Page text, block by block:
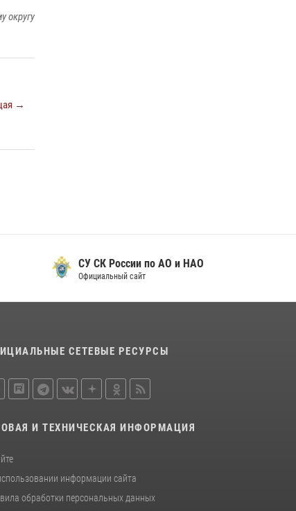
округу
→
СУ СК России по АО и НАО
Официальный сайт
СЕТЕВЫЕ РЕСУРСЫ
И ТЕХНИЧЕСКАЯ ИНФОРМАЦИЯ
информации сайта
обработки персональных данных